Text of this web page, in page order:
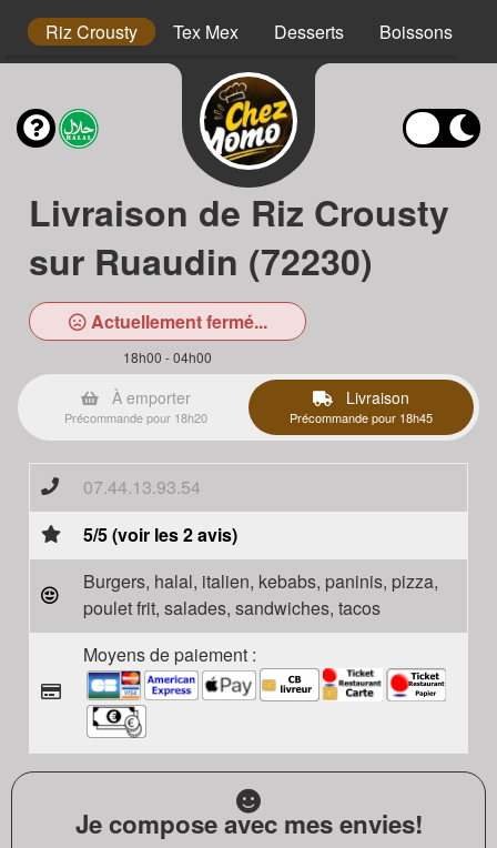
Riz Crousty Tex Mex Desserts Boissons
Livraison de Riz Crousty
sur Ruaudin (72230)
Actuellement fermé...
18h00 - 04h00
À emporter
Précommande pour 18h20
Livraison
Précommande pour 18h45
07.44.13.93.54
5/5 (voir les 2 avis)
Burgers, halal, italien, kebabs, paninis, pizza,
poulet frit, salades, sandwiches, tacos
Moyens de paiement :
Je compose avec mes envies!